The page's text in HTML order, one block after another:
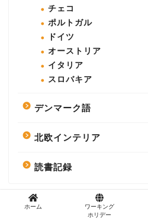
チェコ
ポルトガル
ドイツ
オーストリア
イタリア
スロバキア
デンマーク語
北欧インテリア
読書記録
ホーム
ワーキング
ホリデー